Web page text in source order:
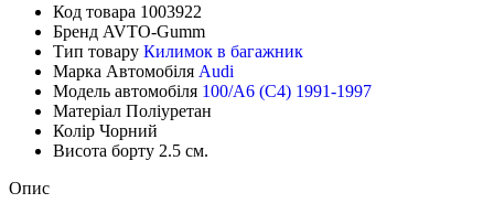
Код товара 1003922
Бренд AVTO-Gumm
Тип товару Килимок в багажник
Марка Автомобіля Audi
Модель автомобіля 100/A6 (C4) 1991-1997
Матеріал Поліуретан
Колір Чорний
Висота борту 2.5 см.
Опис